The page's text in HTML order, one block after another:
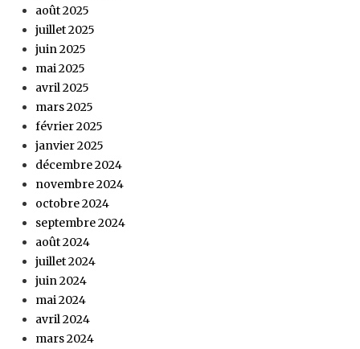
août 2025
juillet 2025
juin 2025
mai 2025
avril 2025
mars 2025
février 2025
janvier 2025
décembre 2024
novembre 2024
octobre 2024
septembre 2024
août 2024
juillet 2024
juin 2024
mai 2024
avril 2024
mars 2024